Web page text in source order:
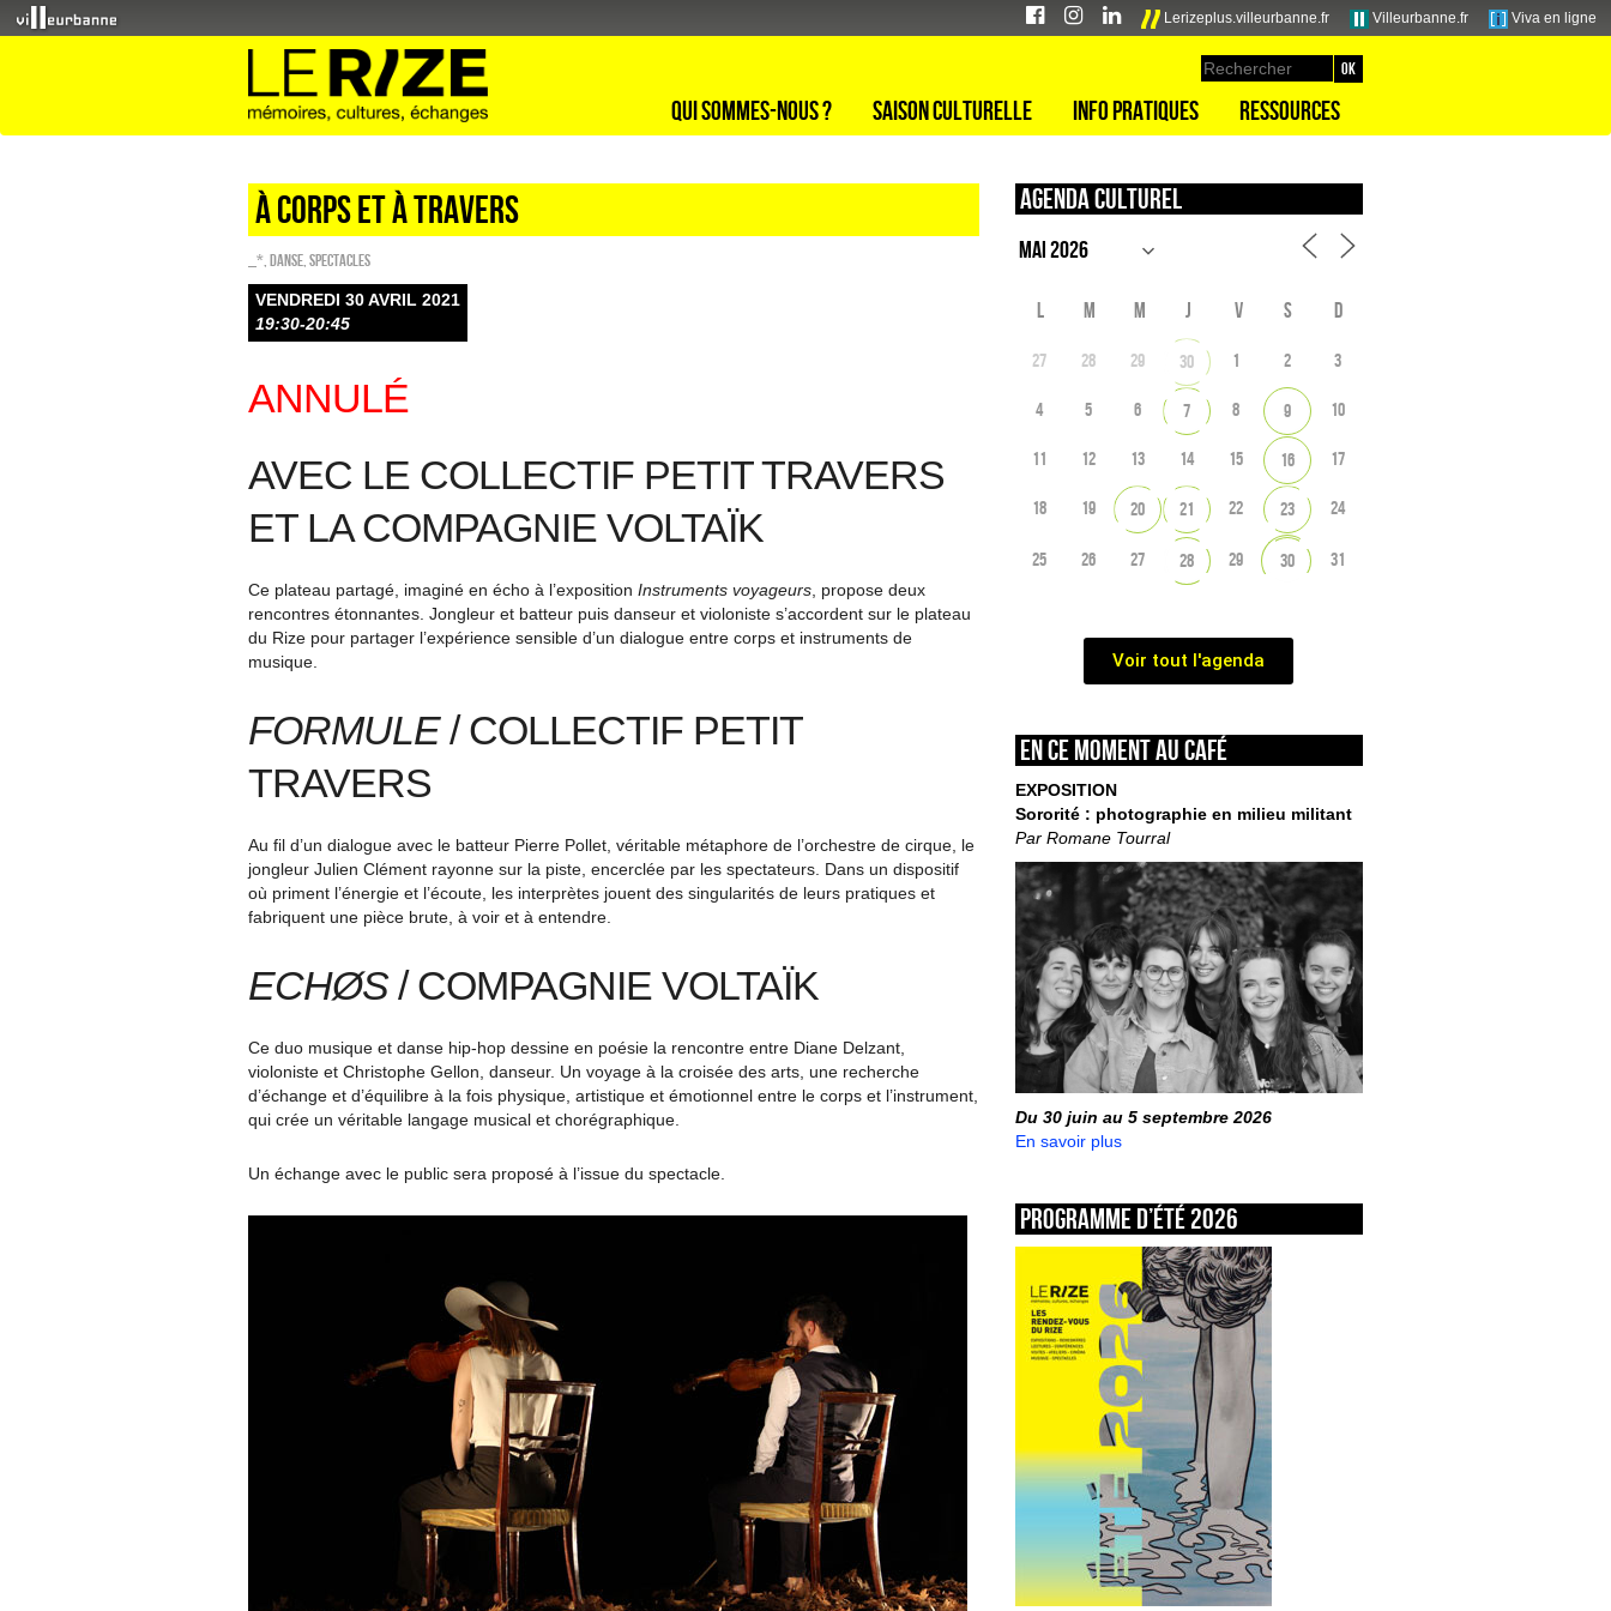
Lerizeplus.villeurbanne.fr Villeurbanne.fr Viva en ligne
Qui sommes-nous ? Saison culturelle Info pratiques Ressources
À corps et à travers
_* Danse SPECTACLES
VENDREDI 30 AVRIL 2021
19:30-20:45
ANNULÉ
AVEC LE COLLECTIF PETIT TRAVERS
ET LA COMPAGNIE VOLTAÏK
Ce plateau partagé, imaginé en écho à l’exposition Instruments voyageurs , propose deux
rencontres étonnantes. Jongleur et batteur puis danseur et violoniste s’accordent sur le plateau
du Rize pour partager l’expérience sensible d’un dialogue entre corps et instruments de
musique.
FORMULE/ COLLECTIF PETIT
TRAVERS
Au fil d’un dialogue avec le batteur Pierre Pollet, véritable métaphore de l’orchestre de cirque, le
jongleur Julien Clément rayonne sur la piste, encerclée par les spectateurs. Dans un dispositif
où priment l’énergie et l’écoute, les interprètes jouent des singularités de leurs pratiques et
fabriquent une pièce brute, à voir et à entendre.
ECHØS/ COMPAGNIE VOLTAÏK
Ce duo musique et danse hip-hop dessine en poésie la rencontre entre Diane Delzant,
violoniste et Christophe Gellon, danseur. Un voyage à la croisée des arts, une recherche
d’échange et d’équilibre à la fois physique, artistique et émotionnel entre le corps et l’instrument,
qui crée un véritable langage musical et chorégraphique.
Un échange avec le public sera proposé à l’issue du spectacle.
Agenda culturel
L M M J V S D
27 28 29 30 1 2 3
4 5 6 7 8 9 10
11 12 13 14 15 16 17
18 19 20 21 22 23 24
25 26 27 28 29 30 31
Voir tout l'agenda
En ce moment au café
EXPOSITION
Sororité : photographie en milieu militant
Par Romane Tourral
Du 30 juin au 5 septembre 2026
En savoir plus
Programme d’été 2026